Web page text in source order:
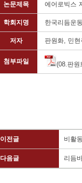
논문제목 에어로빅스
학회지명 한국리듬운
저자 판원화, 민현
첨부파일 (08.판원
이전글 비활
다음글 리듬